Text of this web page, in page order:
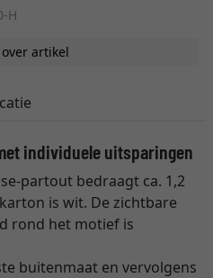
H
artikel
individuele uitsparingen
partout bedraagt ca. 1,2
is wit. De zichtbare
rond het motief is
buitenmaat en vervolgens